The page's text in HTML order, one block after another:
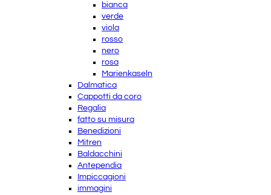
bianca
verde
viola
rosso
nero
rosa
Marienkaseln
Dalmatica
Cappotti da coro
Regalia
fatto su misura
Benedizioni
Mitren
Baldacchini
Antependia
Impiccagioni
immagini